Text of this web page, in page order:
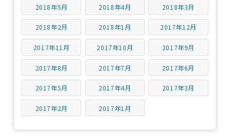
2018年5月 2018年4月 2018年3月
2018年2月 2018年1月 2017年12月
2017年11月 2017年10月 2017年9月
2017年8月 2017年7月 2017年6月
2017年5月 2017年4月 2017年3月
2017年2月 2017年1月